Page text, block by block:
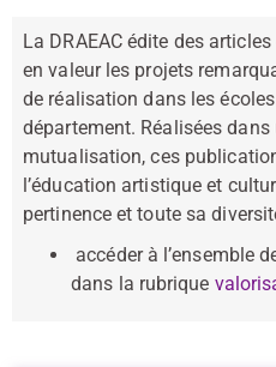
La DRAEAC édite des
en valeur les projets
de réalisation dans les
département. Réalisées
mutualisation, ces
l’éducation artistique et
pertinence et toute sa
accéder à l’ensemble
dans la rubrique